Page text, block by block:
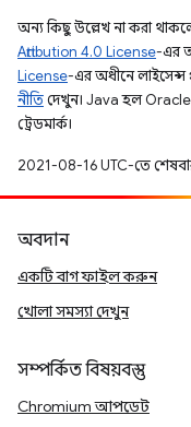
অন্য কিছু উল্লেখ না করা
Attribution 4.0 License-এর
License-এর অধীনে লাইসেন্স
নীতিদেখুন। Java হল Oracle
ট্রেডমার্ক।
2021-08-16 UTC-তে
অবদান
একটি বাগ ফাইল করুন
খোলা সমস্যা দেখুন
সম্পর্কিত বিষয়বস্তু
Chromium আপডেট